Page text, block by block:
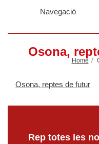
Navegació
Osona,
Home
Osona, reptes de futur
Rep totes les